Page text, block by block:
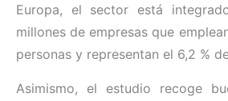
Europa, el sector está
millones de empresas que
personas y representan el 6,2 %
Asimismo, el estudio recoge